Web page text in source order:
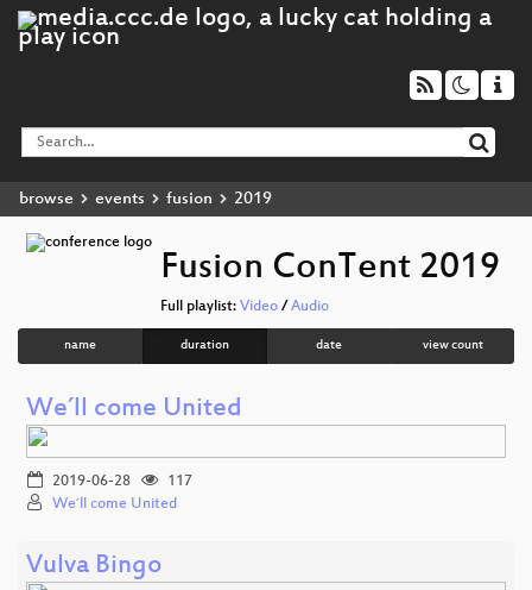
browse events fusion 2019
Fusion ConTent 2019
Full playlist: Video / Audio
name duration date view count
We´ll come United
2019-06-28
117
We´ll come United
Vulva Bingo